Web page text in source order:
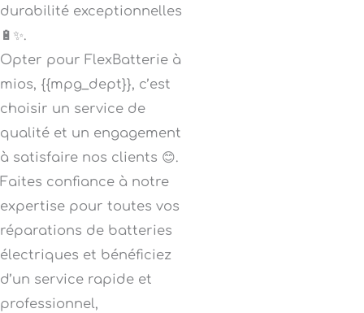
durabilité exceptionnelles
🔋✨.
Opter pour FlexBatterie à
mios, {{mpg_dept}}, c’est
choisir un service de
qualité et un engagement
à satisfaire nos clients 😊.
Faites confiance à notre
expertise pour toutes vos
réparations de batteries
électriques et bénéficiez
d’un service rapide et
professionnel,